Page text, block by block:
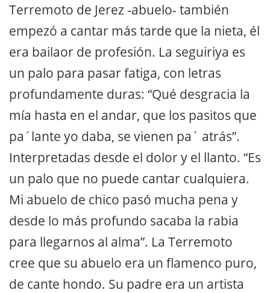
Terremoto de Jerez -abuelo- también
empezó a cantar más tarde que la nieta, él
era bailaor de profesión. La seguiriya es
un palo para pasar fatiga, con letras
profundamente duras: “Qué desgracia la
mía hasta en el andar, que los pasitos que
pa´lante yo daba, se vienen pa´ atrás”.
Interpretadas desde el dolor y el llanto. “Es
un palo que no puede cantar cualquiera.
Mi abuelo de chico pasó mucha pena y
desde lo más profundo sacaba la rabia
para llegarnos al alma”. La Terremoto
cree que su abuelo era un flamenco puro,
de cante hondo. Su padre era un artista